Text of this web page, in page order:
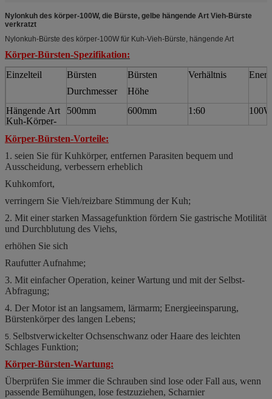
Nylonkuh des körper-100W, die Bürste, gelbe hängende Art Vieh-Bürste
verkratzt
Nylonkuh-Bürste des körper-100W für Kuh-Vieh-Bürste, hängende Art
Körper-Bürsten-Spezifikation:
Einzelteil
Bürsten
Durchmesser
Bürsten
Höhe
Verhältnis
Hängende Art
Kuh-Körper-
500mm 600mm 1:60 100W
Körper-Bürsten-Vorteile:
1. seien Sie für Kuhkörper, entfernen Parasiten bequem und
Ausscheidung, verbessern erheblich
Kuhkomfort,
verringern Sie Vieh/reizbare Stimmung der Kuh;
2. Mit einer starken Massagefunktion fördern Sie gastrische Motilität
und Durchblutung des Viehs,
erhöhen Sie sich
Raufutter Aufnahme;
3. Mit einfacher Operation, keiner Wartung und mit der Selbst-
Abfragung;
4. Der Motor ist an langsamem, lärmarm; Energieeinsparung,
Bürstenkörper des langen Lebens;
5. Selbstverwickelter Ochsenschwanz oder Haare des leichten
Schlages Funktion;
Körper-Bürsten-Wartung:
Überprüfen Sie immer die Schrauben sind lose oder Fall aus, wenn
passende Bemühungen, lose festzuziehen, Scharnier